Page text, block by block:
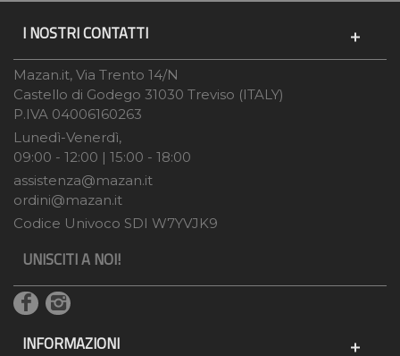
I NOSTRI CONTATTI
Mazan.it, Via Trento 14/N
Castello di Godego 31030 Treviso (ITALY)
P.IVA 04006160263
Lunedì-Venerdì,
09:00 - 12:00 | 15:00 - 18:00
assistenza@mazan.it
ordini@mazan.it
Codice Univoco SDI W7YVJK9
UNISCITI A NOI!
INFORMAZIONI